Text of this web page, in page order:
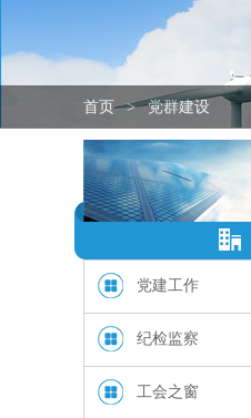
首页 > 党群建设
党建工作
纪检监察
工会之窗